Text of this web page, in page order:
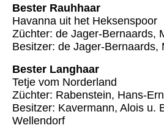
Bester Rauhhaar
Havanna uit het Heksenspoor
Züchter: de Jager-Bernaards,
Besitzer: de Jager-Bernaards,
Bester Langhaar
Tetje vom Norderland
Züchter: Rabenstein, Hans-
Besitzer: Kavermann, Alois u.
Wellendorf